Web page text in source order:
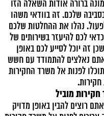
ברורה אודות השאלה הזו
שלכם. זה בוודאי משהו
נהלו את ההחלטות שלכם
לכם להיעזר בשירותים של
זה יוכל לסייע לכם באופן
נאלצים להתמודד עם חשש
לפנות אל משרד החקירות
חקירות.
מוביל
רוצים להבין באופן מדויק